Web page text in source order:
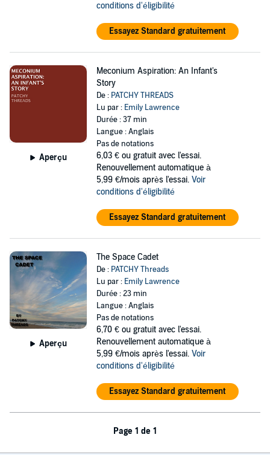
conditions d'éligibilité
Essayez Standard gratuitement
Aperçu
Meconium Aspiration: An Infant's
Story
De : PATCHY THREADS
Lu par : Emily Lawrence
Durée : 37 min
Langue : Anglais
Pas de notations
6,03 € ou gratuit avec l'essai.
Renouvellement automatique à
5,99 €/mois après l'essai. Voir
conditions d'éligibilité
Essayez Standard gratuitement
Aperçu
The Space Cadet
De : PATCHY Threads
Lu par : Emily Lawrence
Durée : 23 min
Langue : Anglais
Pas de notations
6,70 € ou gratuit avec l'essai.
Renouvellement automatique à
5,99 €/mois après l'essai. Voir
conditions d'éligibilité
Essayez Standard gratuitement
Page 1 de 1